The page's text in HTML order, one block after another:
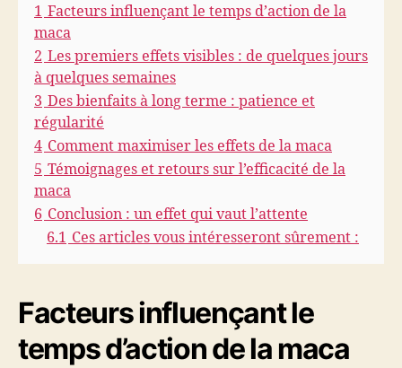
?
1 Facteurs influençant le temps d’action de la
maca
2 Les premiers effets visibles : de quelques jours
à quelques semaines
3 Des bienfaits à long terme : patience et
régularité
4 Comment maximiser les effets de la maca
5 Témoignages et retours sur l’efficacité de la
maca
6 Conclusion : un effet qui vaut l’attente
6.1 Ces articles vous intéresseront sûrement :
Facteurs influençant le
temps d’action de la maca